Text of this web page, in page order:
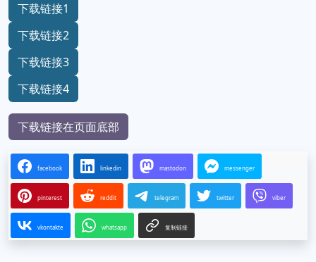
下载链接1
下载链接2
下载链接3
下载链接4
下载链接在页面底部
facebook linkedin mastodon messenger
pinterest reddit telegram twitter viber
vkontakte whatsapp 复制链接